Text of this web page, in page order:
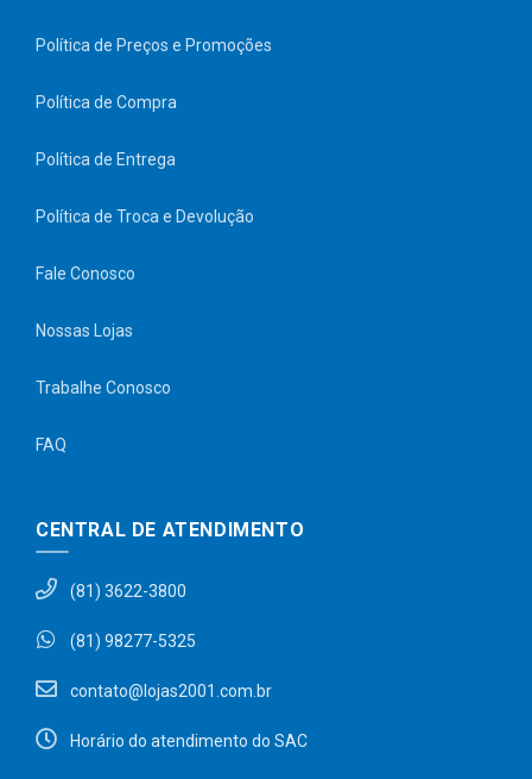
Política de Preços e Promoções
Política de Compra
Política de Entrega
Política de Troca e Devolução
Fale Conosco
Nossas Lojas
Trabalhe Conosco
FAQ
CENTRAL DE ATENDIMENTO
(81) 3622-3800
(81) 98277-5325
contato@lojas2001.com.br
Horário do atendimento do SAC